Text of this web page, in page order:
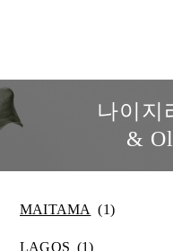
Bang
Link
나이지
&
MAITAMA
LAGOS